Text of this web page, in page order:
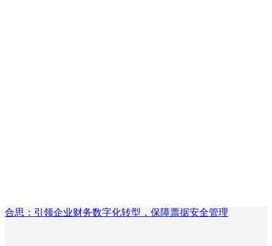
合思：引领企业财务数字化转型，保障票据安全管理